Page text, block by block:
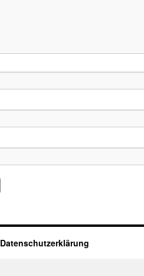
Datenschutzerklärung